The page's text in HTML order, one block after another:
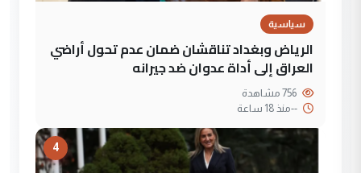
سياسية
الرياض وبغداد تناقشان ضمان عدم تحول أراضي
العراق إلى أداة عدوان ضد جيرانه
--منذ 18 ساعة
4